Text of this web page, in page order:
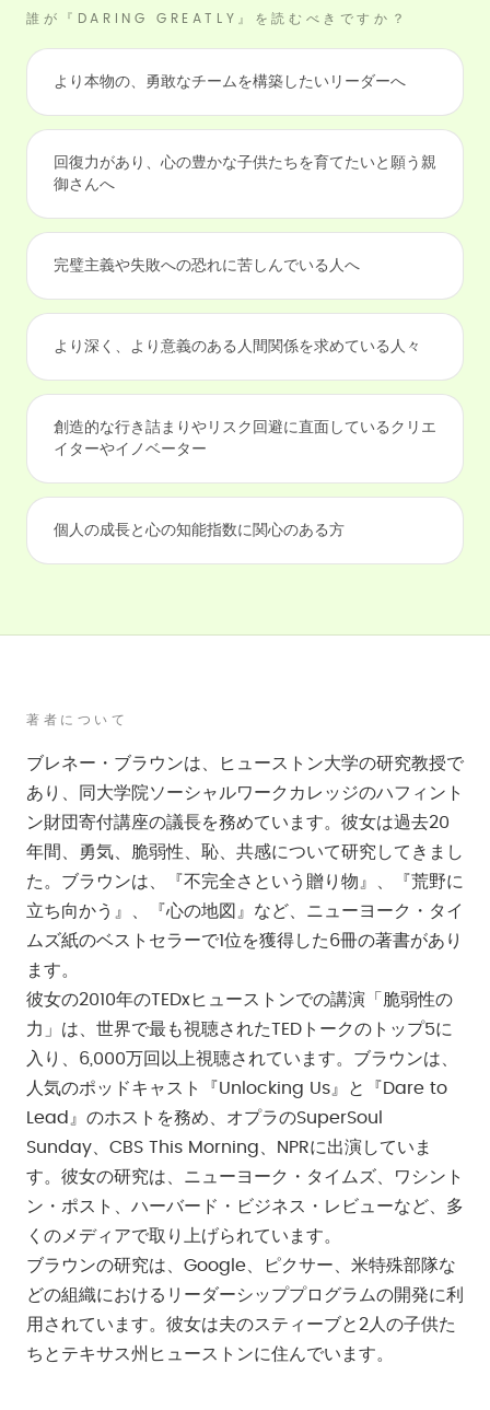
誰が『DARING GREATLY』を読むべきですか？
より本物の、勇敢なチームを構築したいリーダーへ
回復力があり、心の豊かな子供たちを育てたいと願う親
御さんへ
完璧主義や失敗への恐れに苦しんでいる人へ
より深く、より意義のある人間関係を求めている人々
創造的な行き詰まりやリスク回避に直面しているクリエ
イターやイノベーター
個人の成長と心の知能指数に関心のある方
著者について
ブレネー・ブラウンは、ヒューストン大学の研究教授で
あり、同大学院ソーシャルワークカレッジのハフィント
ン財団寄付講座の議長を務めています。彼女は過去20
年間、勇気、脆弱性、恥、共感について研究してきまし
た。ブラウンは、『不完全さという贈り物』、『荒野に
立ち向かう』、『心の地図』など、ニューヨーク・タイ
ムズ紙のベストセラーで1位を獲得した6冊の著書があり
ます。
彼女の2010年のTEDxヒューストンでの講演「脆弱性の
力」は、世界で最も視聴されたTEDトークのトップ5に
入り、6,000万回以上視聴されています。ブラウンは、
人気のポッドキャスト『Unlocking Us』と『Dare to
Lead』のホストを務め、オプラのSuperSoul
Sunday、CBS This Morning、NPRに出演していま
す。彼女の研究は、ニューヨーク・タイムズ、ワシント
ン・ポスト、ハーバード・ビジネス・レビューなど、多
くのメディアで取り上げられています。
ブラウンの研究は、Google、ピクサー、米特殊部隊な
どの組織におけるリーダーシッププログラムの開発に利
用されています。彼女は夫のスティーブと2人の子供た
ちとテキサス州ヒューストンに住んでいます。